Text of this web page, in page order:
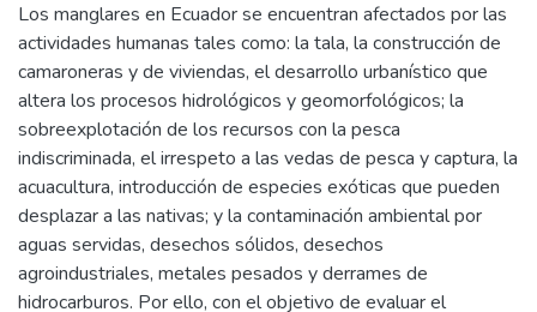
Los manglares en Ecuador se encuentran afectados por las
actividades humanas tales como: la tala, la construcción de
camaroneras y de viviendas, el desarrollo urbanístico que
altera los procesos hidrológicos y geomorfológicos; la
sobreexplotación de los recursos con la pesca
indiscriminada, el irrespeto a las vedas de pesca y captura, la
acuacultura, introducción de especies exóticas que pueden
desplazar a las nativas; y la contaminación ambiental por
aguas servidas, desechos sólidos, desechos
agroindustriales, metales pesados y derrames de
hidrocarburos. Por ello, con el objetivo de evaluar el